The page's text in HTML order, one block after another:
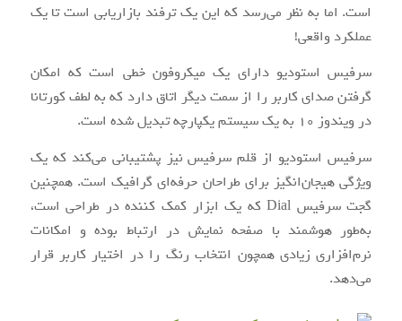
است. اما به نظر می‌رسد که این یک ترفند بازاریابی است تا یک
عملکرد واقعی!
سرفیس استودیو دارای یک میکروفون خطی است که امکان
گرفتن صدای کاربر را از سمت دیگر اتاق دارد که به لطف کورتانا
در ویندوز ۱۰ به یک سیستم یکپارچه تبدیل‌ شده است.
سرفیس استودیو از قلم سرفیس نیز پشتیبانی می‌کند که یک
ویژگی هیجان‌انگیز برای طراحان حرفه‌ای گرافیک است. همچنین
گجت سرفیس Dial که یک ابزار کمک‌ کننده در طراحی است،
به‌طور هوشمند با صفحه ‌نمایش در ارتباط بوده و امکانات
نرم‌افزاری زیادی همچون انتخاب رنگ را در اختیار کاربر قرار
می‌دهد.